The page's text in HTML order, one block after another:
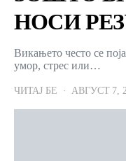
НОСИ
Викањето често се
умор, стрес или…
ЧИТАЈ БЕ АВГУСТ 7,